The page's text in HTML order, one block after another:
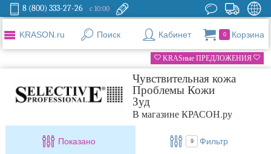
8 (800) 333-27-26 с 10:00
KRASON.ru Поиск Кабинет 0 Корзина
KRASные ПРЕДЛОЖЕНИЯ
Чувствительная кожа
Проблемы Кожи
Зуд
В магазине КРАСОН.ру
Показано 9 Фильтр